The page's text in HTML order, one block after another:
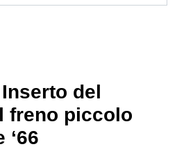
del
freno piccolo
‘66